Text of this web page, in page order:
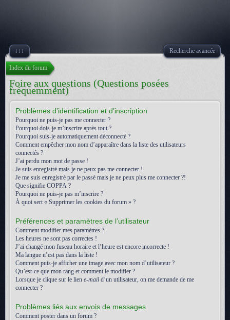
↓↓↓ Recherche avancée
Index du forum
Foire aux questions (Questions posées
fréquemment)
Problèmes d’identification et d’inscription
Pourquoi ne puis-je pas me connecter ?
Pourquoi dois-je m’inscrire après tout ?
Pourquoi suis-je automatiquement déconnecté ?
Comment empêcher mon nom d’apparaître dans la liste des utilisateurs
connectés ?
J’ai perdu mon mot de passe !
Je suis enregistré mais je ne peux pas me connecter !
Je me suis enregistré par le passé mais je ne peux plus me connecter ?!
Que signifie COPPA ?
Pourquoi ne puis-je pas m’inscrire ?
À quoi sert « Supprimer les cookies du forum » ?
Préférences et paramètres de l’utilisateur
Comment modifier mes paramètres ?
Les heures ne sont pas correctes !
J’ai changé mon fuseau horaire et l’heure est encore incorrecte !
Ma langue n’est pas dans la liste !
Comment puis-je afficher une image avec mon nom d’utilisateur ?
Qu’est-ce que mon rang et comment le modifier ?
Lorsque je clique sur le lien e-mail d’un utilisateur, on me demande de me
connecter ?
Problèmes liés aux envois de messages
Comment poster dans un forum ?